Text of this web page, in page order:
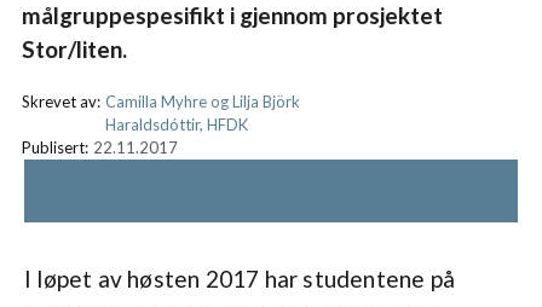
målgruppespesifikt i gjennom prosjektet
Stor/liten.
Skrevet av: Camilla Myhre og Lilja Björk
Haraldsdóttir, HFDK
Publisert: 22.11.2017
I løpet av høsten 2017 har studentene på